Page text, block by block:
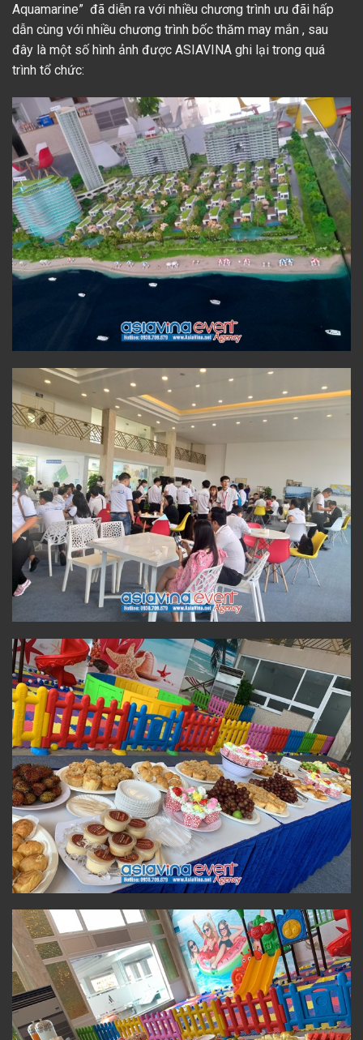
Aquamarine” đã diễn ra với nhiều chương trình ưu đãi hấp
dẫn cùng với nhiều chương trình bốc thăm may mắn , sau
đây là một số hình ảnh được ASIAVINA ghi lại trong quá
trình tổ chức: